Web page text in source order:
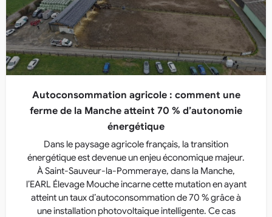
Autoconsommation agricole : comment une
ferme de la Manche atteint 70 % d’autonomie
énergétique
Dans le paysage agricole français, la transition
énergétique est devenue un enjeu économique majeur.
À Saint-Sauveur-la-Pommeraye, dans la Manche,
l’EARL Élevage Mouche incarne cette mutation en ayant
atteint un taux d’autoconsommation de 70 % grâce à
une installation photovoltaïque intelligente. Ce cas